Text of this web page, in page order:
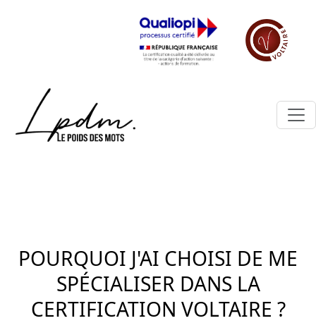
POURQUOI J'AI CHOISI DE ME
SPÉCIALISER DANS LA
CERTIFICATION VOLTAIRE ?